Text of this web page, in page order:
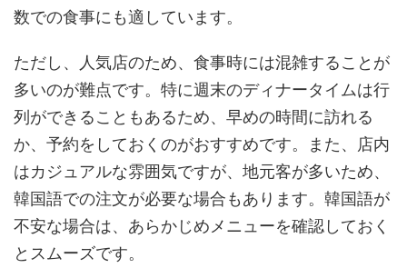
数での食事にも適しています。
ただし、人気店のため、食事時には混雑することが
多いのが難点です。特に週末のディナータイムは行
列ができることもあるため、早めの時間に訪れる
か、予約をしておくのがおすすめです。また、店内
はカジュアルな雰囲気ですが、地元客が多いため、
韓国語での注文が必要な場合もあります。韓国語が
不安な場合は、あらかじめメニューを確認しておく
とスムーズです。